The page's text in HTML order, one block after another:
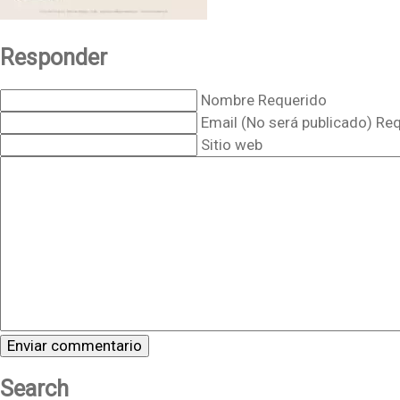
Responder
Nombre Requerido
Email (No será publicado)
Sitio web
Search